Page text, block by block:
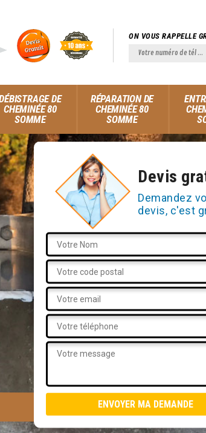
ON VOUS RAPPELLE
DE
CHEMINÉE 80
SOMME
RÉPARATION DE
CHEMINÉE 80
SOMME
Devis
Demandez
devis, c'est